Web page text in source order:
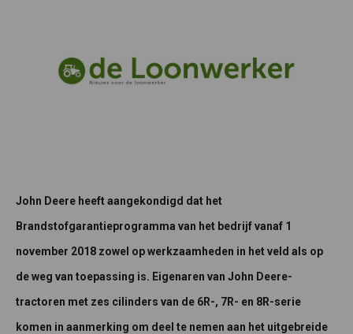
John Deere heeft aangekondigd dat het
Brandstofgarantieprogramma van het bedrijf vanaf 1
november 2018 zowel op werkzaamheden in het veld als op
de weg van toepassing is. Eigenaren van John Deere-
tractoren met zes cilinders van de 6R-, 7R- en 8R-serie
komen in aanmerking om deel te nemen aan het uitgebreide